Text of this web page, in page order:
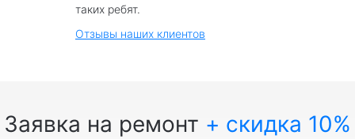
таких ребят.
Отзывы наших клиентов
Заявка на ремонт + скидка 10%